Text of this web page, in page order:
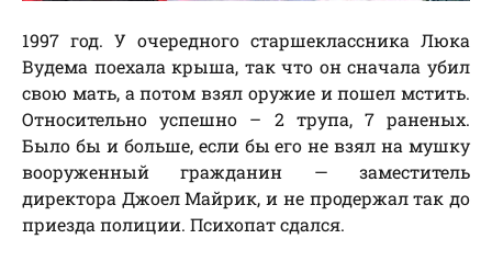
1997 год. У очередного старшеклассника Люка
Вудема поехала крыша, так что он сначала убил
свою мать, а потом взял оружие и пошел мстить.
Относительно успешно – 2 трупа, 7 раненых.
Было бы и больше, если бы его не взял на мушку
вооруженный гражданин — заместитель
директора Джоел Майрик, и не продержал так до
приезда полиции. Психопат сдался.